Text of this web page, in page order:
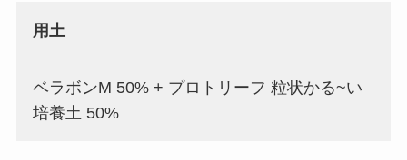
用土
ベラボンM 50% + プロトリーフ 粒状かる~い
培養土 50%